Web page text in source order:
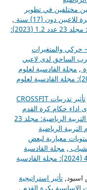
مختلفين في تطوير
دون (17) سنة
,
مجلة القادسية لعلوم التربية الرياضية: مجلد 23 عدد 1.2 (2023):
حركي والمتغيرات
الساحق لدى لاعبي
, مجلة القادسية لعلوم
التربية الرياضية: مجلد 25 عدد 2 (2025): مجلة القادسية لعلوم
تأثير تدريبات CROSSFIT
اداء حكام كرة القدم
مجلة القادسية لعلوم التربية الرياضية: مجلد 23
معيارية لبعض
, مجلة القادسية
لعلوم التربية الرياضية: مجلد 24 عدد 4 (2024): مجلة القادسية
تأثير استراتيجية
الاساسية بكرة القدم ,